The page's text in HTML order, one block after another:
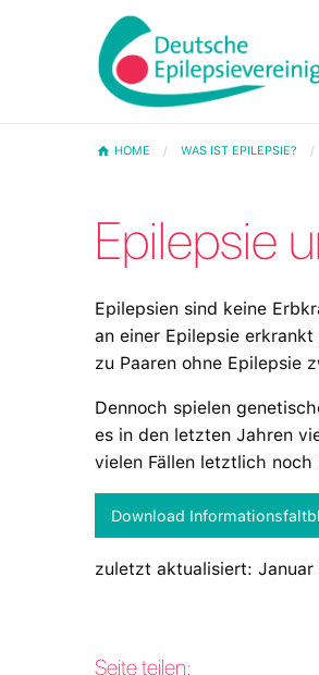
HOME WAS IST EPILEPSIE?
Epilepsie
Epilepsien sind keine
an einer Epilepsie
zu Paaren ohne Epilepsie
Dennoch spielen
es in den letzten Jahren
vielen Fällen letztlich
Download
zuletzt aktualisiert:
Seite teilen: